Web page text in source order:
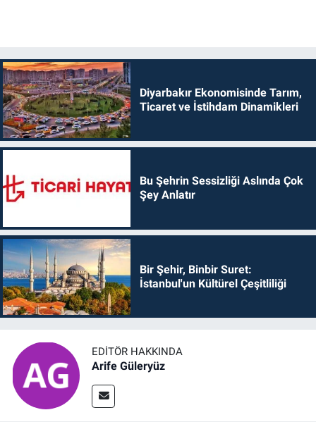
Diyarbakır Ekonomisinde Tarım,
Ticaret ve İstihdam Dinamikleri
Bu Şehrin Sessizliği Aslında Çok
Şey Anlatır
Bir Şehir, Binbir Suret:
İstanbul'un Kültürel Çeşitliliği
EDITÖR HAKKINDA
Arife Güleryüz